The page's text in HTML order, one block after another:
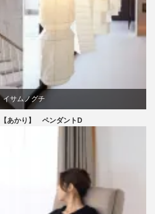
イサムノグチ
あかり】 ペンダントD